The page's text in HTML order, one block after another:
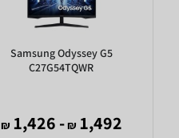
Samsung Odyssey G5
C27G54TQWR
1,492
₪
- 1,426
₪